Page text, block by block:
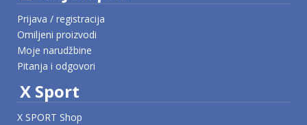
Prijava / registracija
Omiljeni proizvodi
Moje narudžbine
Pitanja i odgovori
X Sport
X SPORT Shop